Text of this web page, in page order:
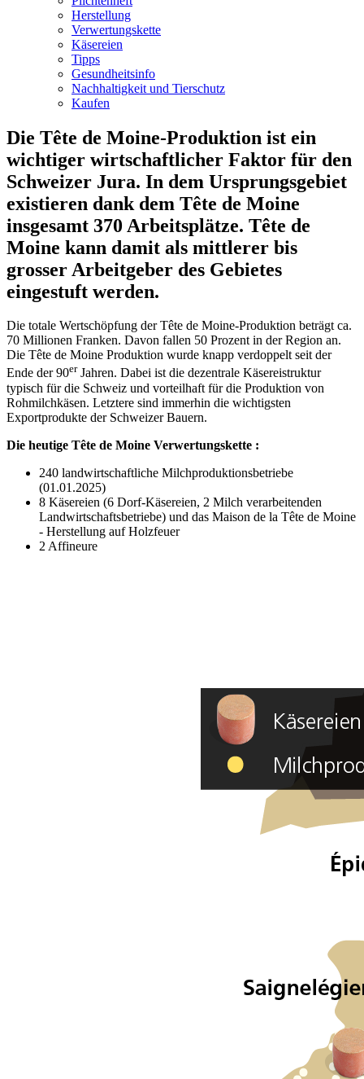
Herstellung
Verwertungskette
Käsereien
Tipps
Gesundheitsinfo
Nachhaltigkeit und Tierschutz
Kaufen
Die Tête de Moine-Produktion ist ein
wichtiger wirtschaftlicher Faktor für den
Schweizer Jura. In dem Ursprungsgebiet
existieren dank dem Tête de Moine
insgesamt 370 Arbeitsplätze. Tête de
Moine kann damit als mittlerer bis
grosser Arbeitgeber des Gebietes
eingestuft werden.
Die totale Wertschöpfung der Tête de Moine-Produktion beträgt ca.
70 Millionen Franken. Davon fallen 50 Prozent in der Region an.
Die Tête de Moine Produktion wurde knapp verdoppelt seit der
Ende der 90erJahren. Dabei ist die dezentrale Käsereistruktur
typisch für die Schweiz und vorteilhaft für die Produktion von
Rohmilchkäsen. Letztere sind immerhin die wichtigsten
Exportprodukte der Schweizer Bauern.
Die heutige Tête de Moine Verwertungskette :
240 landwirtschaftliche Milchproduktionsbetriebe
(01.01.2025)
8 Käsereien (6 Dorf-Käsereien, 2 Milch verarbeitenden
Landwirtschaftsbetriebe) und das Maison de la Tête de Moine
- Herstellung auf Holzfeuer
2 Affineure